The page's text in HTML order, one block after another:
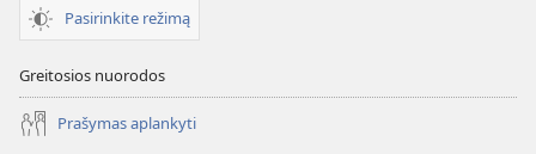
Pasirinkite režimą
Greitosios nuorodos
Prašymas aplankyti